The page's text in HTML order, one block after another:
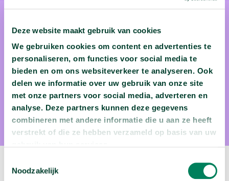
Deze website maakt gebruik van cookies
We gebruiken cookies om content en advertenties te
personaliseren, om functies voor social media te
bieden en om ons websiteverkeer te analyseren. Ook
delen we informatie over uw gebruik van onze site
met onze partners voor social media, adverteren en
analyse. Deze partners kunnen deze gegevens
combineren met andere informatie die u aan ze heeft
verstrekt of die ze hebben verzameld op basis van uw
Noodzakelijk
Ward Rauws
Dr. Ward Rauws is als planoloog verbonden aan
Rijksuniversiteit Groningen.
Volgende video: